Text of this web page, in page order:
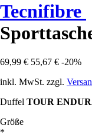
Tecnifibre
69,99 € 55,67 € -20%
inkl. MwSt. zzgl.
Duffel TOUR
Größe
*